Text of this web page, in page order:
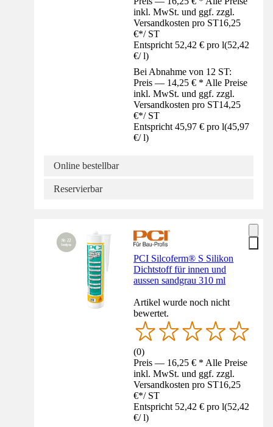
inkl. MwSt. und ggf. zzgl.
Versandkosten pro ST16,25
€*/ ST
Entspricht 52,42 € pro l(52,42
€/ l)
Bei Abnahme von 12 ST:
Preis — 14,25 € * Alle Preise
inkl. MwSt. und ggf. zzgl.
Versandkosten pro ST14,25
€*/ ST
Entspricht 45,97 € pro l(45,97
€/ l)
Online bestellbar
Reservierbar
PCI Silcoferm® S Silikon
Dichtstoff für innen und
aussen sandgrau 310 ml
Artikel wurde noch nicht
bewertet.
(0)
Preis — 16,25 € * Alle Preise
inkl. MwSt. und ggf. zzgl.
Versandkosten pro ST16,25
€*/ ST
Entspricht 52,42 € pro l(52,42
€/ l)